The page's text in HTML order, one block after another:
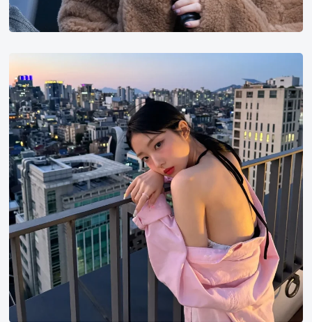
林
汝
真